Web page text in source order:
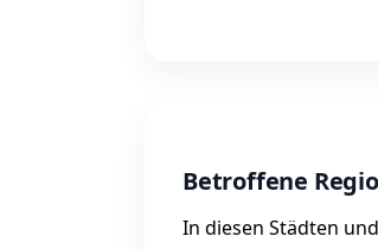
Betroffene
In diesen Städten